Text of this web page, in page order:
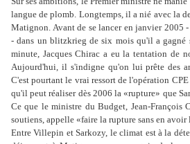
langue de plomb. Longtemps, il a nié avec la
Matignon. Avant de se lancer en janvier 2005
- dans un blitzkrieg de six mois qu'il a
minute, Jacques Chirac a eu la tentation de
Aujourd'hui, il s'indigne qu'on lui prête des
C'est pourtant le vrai ressort de l'opération
qu'il peut réaliser dès 2006 la «rupture» que
Ce que le ministre du Budget, Jean-François
soutiens, appelle «faire la rupture sans en avoir
Entre Villepin et Sarkozy, le climat est à la